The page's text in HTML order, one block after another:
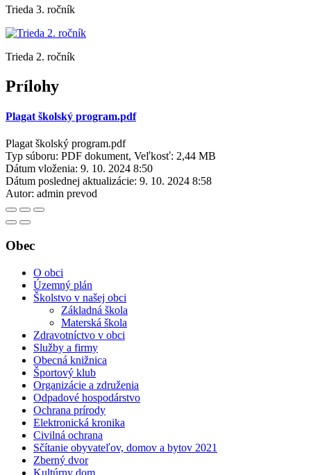
Trieda 3. ročník
Trieda 2. ročník
Prílohy
Plagat školský program.pdf
Plagat školský program.pdf
Typ súboru: PDF dokument, Veľkosť: 2,44 MB
Dátum vloženia: 9. 10. 2024 8:50
Dátum poslednej aktualizácie: 9. 10. 2024 8:58
Autor: admin prevod
Obec
O obci
Územný plán
Školstvo v našej obci
Základná škola
Materská škola
Zdravotníctvo v obci
Služby a firmy
Obecná knižnica
Športový klub
Organizácie a združenia
Odpadové hospodárstvo
Ochrana prírody
Elektronická kronika
Civilná ochrana
Sčítanie obyvateľov, domov a bytov 2021
Zberný dvor
Kultúrny dom